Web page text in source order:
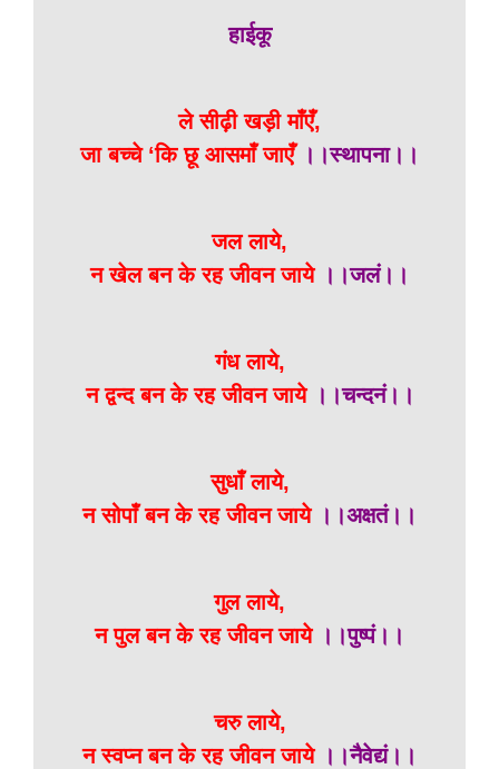
हाईकू
ले सीढ़ी खड़ी माँएँ,
जा बच्चे ‘कि छू आसमाँ जाएँ ।।स्थापना।।
जल लाये,
न खेल बन के रह जीवन जाये।।जलं।।
गंध लाये,
न द्वन्द बन के रह जीवन जाये ।।चन्दनं।।
सुधाँ लाये,
न सोपाँ बन के रह जीवन जाये ।।अक्षतं।।
गुल लाये,
न पुल बन के रह जीवन जाये।।पुष्पं।।
चरु लाये,
न स्वप्न बन के रह जीवन जाये ।।नैवेद्यं।।